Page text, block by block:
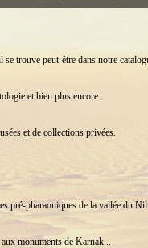
trouve peut-être dans notre
et bien plus encore.
et de collections privées.
pré-pharaoniques de la vallée du
monuments de Karnak...